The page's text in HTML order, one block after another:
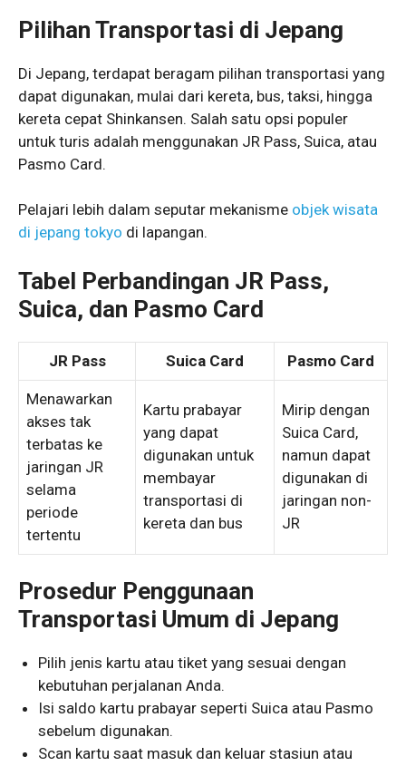
Pilihan Transportasi di Jepang
Di Jepang, terdapat beragam pilihan transportasi yang
dapat digunakan, mulai dari kereta, bus, taksi, hingga
kereta cepat Shinkansen. Salah satu opsi populer
untuk turis adalah menggunakan JR Pass, Suica, atau
Pasmo Card.
Pelajari lebih dalam seputar mekanisme objek wisata
di jepang tokyo di lapangan.
Tabel Perbandingan JR Pass,
Suica, dan Pasmo Card
JR Pass Suica Card Pasmo Card
Menawarkan
akses tak
terbatas ke
jaringan JR
selama
periode
tertentu
Kartu prabayar
yang dapat
digunakan untuk
membayar
transportasi di
kereta dan bus
Mirip dengan
Suica Card,
namun dapat
digunakan di
jaringan non-
JR
Prosedur Penggunaan
Transportasi Umum di Jepang
Pilih jenis kartu atau tiket yang sesuai dengan
kebutuhan perjalanan Anda.
Isi saldo kartu prabayar seperti Suica atau Pasmo
sebelum digunakan.
Scan kartu saat masuk dan keluar stasiun atau